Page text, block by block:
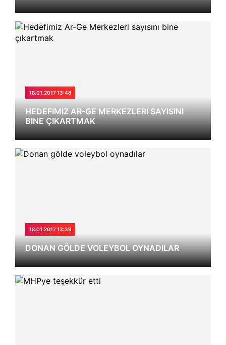
18.01.2017 13:48
HEDEFIMIZ AR-GE MERKEZLERI SAYISINI
BINE ÇIKARTMAK
18.01.2017 13:39
DONAN GÖLDE VOLEYBOL OYNADILAR